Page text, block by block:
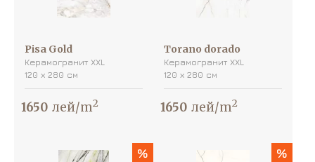
Pisa Gold
Керамогранит XXL
120 х 280 см
1650 лей/m2
Torano dorado
Керамогранит XXL
120 х 280 см
1650 лей/m2
% %